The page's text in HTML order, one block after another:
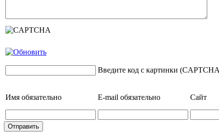
Введите код с картинки
Имя обязательно E-mail обязательно Сайт